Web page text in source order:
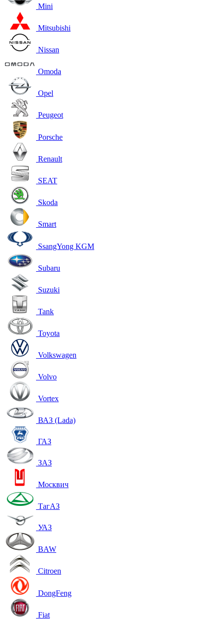
Mini
Mitsubishi
Nissan
Omoda
Opel
Peugeot
Porsche
Renault
SEAT
Skoda
Smart
SsangYong KGM
Subaru
Suzuki
Tank
Toyota
Volkswagen
Volvo
Vortex
ВАЗ (Lada)
ГАЗ
ЗАЗ
Москвич
ТагАЗ
УАЗ
BAW
Citroen
DongFeng
Fiat